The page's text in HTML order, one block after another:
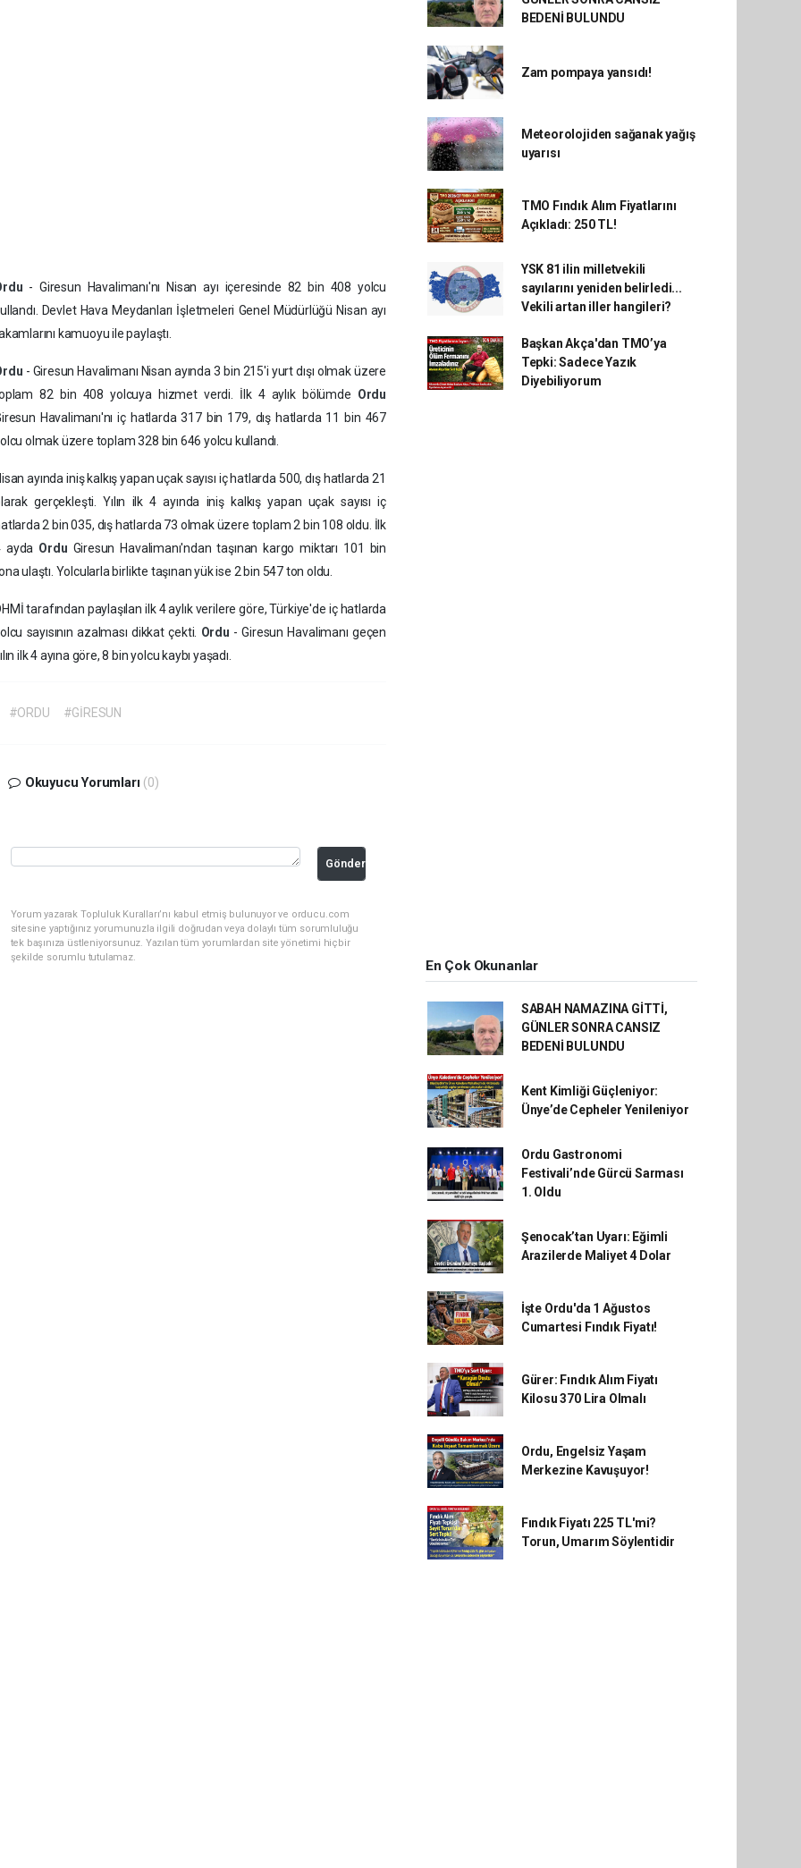
- Giresun Havalimanı'nı Nisan ayı içeresinde 82 bin 408 yolcu
Devlet Hava Meydanları İşletmeleri Genel Müdürlüğü Nisan ayı
kamuoyu ile paylaştı.
- Giresun Havalimanı Nisan ayında 3 bin 215'i yurt dışı olmak üzere
82 bin 408 yolcuya hizmet verdi. İlk 4 aylık bölümde Ordu
Havalimanı'nı iç hatlarda 317 bin 179, dış hatlarda 11 bin 467
olmak üzere toplam 328 bin 646 yolcu kullandı.
ayında iniş kalkış yapan uçak sayısı iç hatlarda 500, dış hatlarda 21
gerçekleşti. Yılın ilk 4 ayında iniş kalkış yapan uçak sayısı iç
2 bin 035, dış hatlarda 73 olmak üzere toplam 2 bin 108 oldu. İlk
ayda Ordu Giresun Havalimanı'ndan taşınan kargo miktarı 101 bin
ulaştı. Yolcularla birlikte taşınan yük ise 2 bin 547 ton oldu.
tarafından paylaşılan ilk 4 aylık verilere göre, Türkiye'de iç hatlarda
sayısının azalması dikkat çekti. Ordu - Giresun Havalimanı geçen
ilk 4 ayına göre, 8 bin yolcu kaybı yaşadı.
#ORDU #GİRESUN
Okuyucu Yorumları (0)
Gönder
Yorum yazarak Topluluk Kuralları’nı kabul etmiş bulunuyor ve orducu.com
sitesine yaptığınız yorumunuzla ilgili doğrudan veya dolaylı tüm sorumluluğu
tek başınıza üstleniyorsunuz. Yazılan tüm yorumlardan site yönetimi hiçbir
şekilde sorumlu tutulamaz.
BEDENİ BULUNDU
Zam pompaya yansıdı!
Meteorolojiden sağanak yağış
uyarısı
TMO Fındık Alım Fiyatlarını
Açıkladı: 250 TL!
YSK 81 ilin milletvekili
sayılarını yeniden belirledi...
Vekili artan iller hangileri?
Başkan Akça'dan TMO’ya
Tepki: Sadece Yazık
Diyebiliyorum
En Çok Okunanlar
SABAH NAMAZINA GİTTİ,
GÜNLER SONRA CANSIZ
BEDENİ BULUNDU
Kent Kimliği Güçleniyor:
Ünye’de Cepheler Yenileniyor
Ordu Gastronomi
Festivali’nde Gürcü Sarması
1. Oldu
Şenocak’tan Uyarı: Eğimli
Arazilerde Maliyet 4 Dolar
İşte Ordu'da 1 Ağustos
Cumartesi Fındık Fiyatı!
Gürer: Fındık Alım Fiyatı
Kilosu 370 Lira Olmalı
Ordu, Engelsiz Yaşam
Merkezine Kavuşuyor!
Fındık Fiyatı 225 TL'mi?
Torun, Umarım Söylentidir